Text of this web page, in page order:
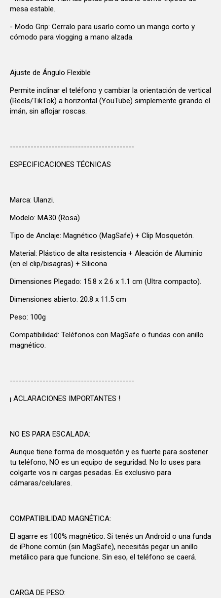
mesa estable.
- Modo Grip: Cerralo para usarlo como un mango corto y
cómodo para vlogging a mano alzada.
Ajuste de Ángulo Flexible
Permite inclinar el teléfono y cambiar la orientación de vertical
(Reels/TikTok) a horizontal (YouTube) simplemente girando el
imán, sin aflojar roscas.
------------------------------------------
ESPECIFICACIONES TÉCNICAS
Marca: Ulanzi.
Modelo: MA30 (Rosa)
Tipo de Anclaje: Magnético (MagSafe) + Clip Mosquetón.
Material: Plástico de alta resistencia + Aleación de Aluminio
(en el clip/bisagras) + Silicona
Dimensiones Plegado: 15.8 x 2.6 x 1.1 cm (Ultra compacto).
Dimensiones abierto: 20.8 x 11.5 cm
Peso: 100g
Compatibilidad: Teléfonos con MagSafe o fundas con anillo
magnético.
------------------------------------------
¡ ACLARACIONES IMPORTANTES !
NO ES PARA ESCALADA:
Aunque tiene forma de mosquetón y es fuerte para sostener
tu teléfono, NO es un equipo de seguridad. No lo uses para
colgarte vos ni cargas pesadas. Es exclusivo para
cámaras/celulares.
COMPATIBILIDAD MAGNÉTICA:
El agarre es 100% magnético. Si tenés un Android o una funda
de iPhone común (sin MagSafe), necesitás pegar un anillo
metálico para que funcione. Sin eso, el teléfono se caerá.
CARGA DE PESO: